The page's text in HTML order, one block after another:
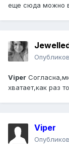
еще сюда можно
Viper
хватает,как раз
Viper